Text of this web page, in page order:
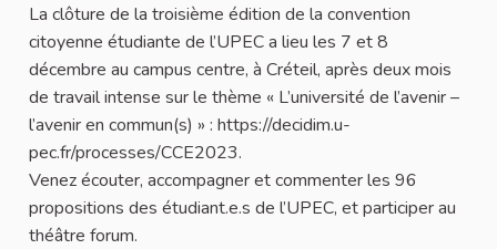
La clôture de la troisième édition de la convention
citoyenne étudiante de l’UPEC a lieu les 7 et 8
décembre au campus centre, à Créteil, après deux mois
de travail intense sur le thème « L’université de l’avenir –
l’avenir en commun(s) » : https://decidim.u-
pec.fr/processes/CCE2023.
Venez écouter, accompagner et commenter les 96
propositions des étudiant.e.s de l’UPEC, et participer au
théâtre forum.